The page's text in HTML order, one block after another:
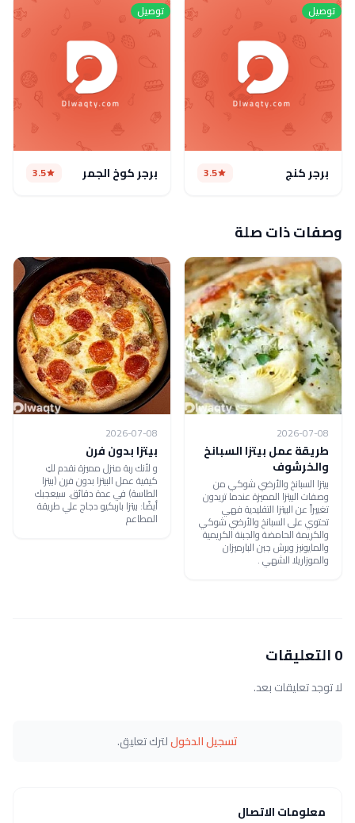
توصيل
برجر كنج 3.5
توصيل
برجر كوخ الجمر 3.5
وصفات ذات صلة
2026-07-08
طريقة عمل بيتزا السبانخ
والخرشوف
بيتزا السبانخ والأرضي شوكي من
وصفات البيتزا المميزة عندما تريدون
تغييراً عن البيتزا التقليدية فهي
تحتوي على السبانخ والأرضي شوكي
والكريمة الحامضة والجبنة الكريمية
والمايونيز وبرش جبن البارميزان
والموزاريلا الشهي .
2026-07-08
بيتزا بدون فرن
و لأنك ربة منزل مميزة نقدم لكِ
كيفية عمل البيتزا بدون فرن (بيتزا
الطاسة) في عدة دقائق. سيعجبك
أيضًا: بيتزا باربكيو دجاج علي طريقة
المطاعم
0 التعليقات
لا توجد تعليقات بعد.
تسجيل الدخوللترك تعليق.
معلومات الاتصال